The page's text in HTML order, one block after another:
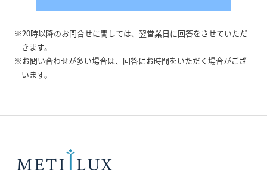
※20時以降のお問合せに関しては、翌営業日に回答をさせていただ
きます。
※お問い合わせが多い場合は、回答にお時間をいただく場合がござ
います。